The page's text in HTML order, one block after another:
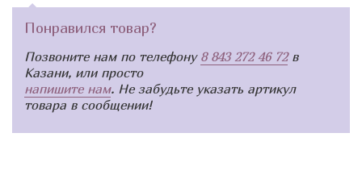
Понравился товар?
Позвоните нам по телефону 8 843 272 46 72в
Казани, или просто
напишите нам. Не забудьте указать артикул
товара в сообщении!